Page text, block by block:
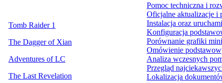
Tomb Raider 1
The Dagger of Xian
Adventures of LC
The Last Revelation
Pomoc techniczna i
Oficjalne aktualizacje i
Instalacja oraz
Konfiguracja
Porównanie grafiki
Omówienie
Analiza wczesnych
Przegląd
Lokalizacja